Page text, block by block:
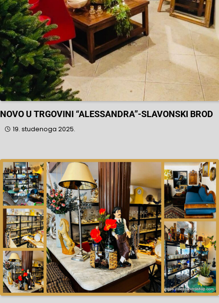
NOVO U TRGOVINI “ALESSANDRA”-SLAVONSKI BROD
19. studenoga 2025.